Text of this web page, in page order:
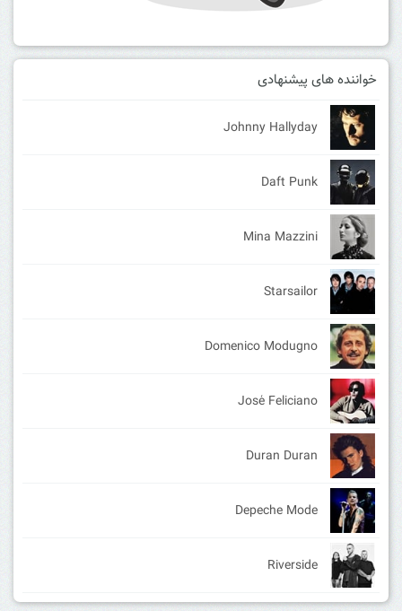
خواننده های پیشنهادی
Johnny Hallyday
Daft Punk
Mina Mazzini
Starsailor
Domenico Modugno
José Feliciano
Duran Duran
Depeche Mode
Riverside